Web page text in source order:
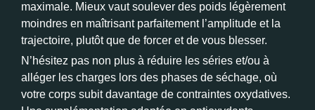
maximale. Mieux vaut soulever des poids légèrement
moindres en maîtrisant parfaitement l’amplitude et la
trajectoire, plutôt que de forcer et de vous blesser.
N’hésitez pas non plus à réduire les séries et/ou à
alléger les charges lors des phases de séchage, où
votre corps subit davantage de contraintes oxydatives.